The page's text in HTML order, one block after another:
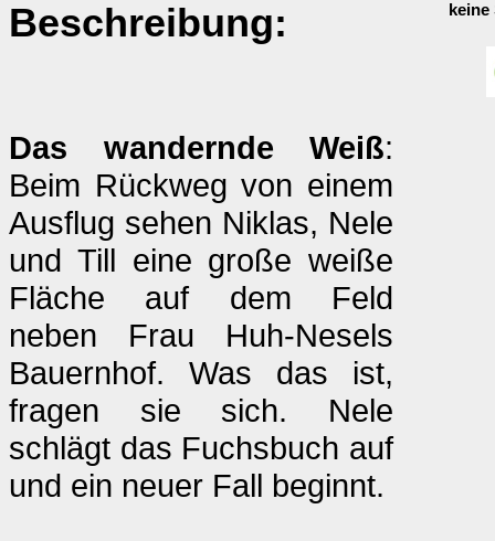
Beschreibung:
Das wandernde Weiß:
Beim Rückweg von einem
Ausflug sehen Niklas, Nele
und Till eine große weiße
Fläche auf dem Feld
neben Frau Huh-Nesels
Bauernhof. Was das ist,
fragen sie sich. Nele
schlägt das Fuchsbuch auf
und ein neuer Fall beginnt.